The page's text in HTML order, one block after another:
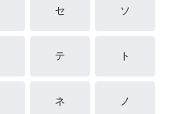
セ ソ
テ ト
ネ ノ